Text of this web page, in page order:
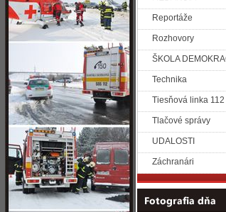
Reportáže
Rozhovory
ŠKOLA
Technika
Tiesňová linka 112
Tlačové správy
UDALOSTI
Záchranári